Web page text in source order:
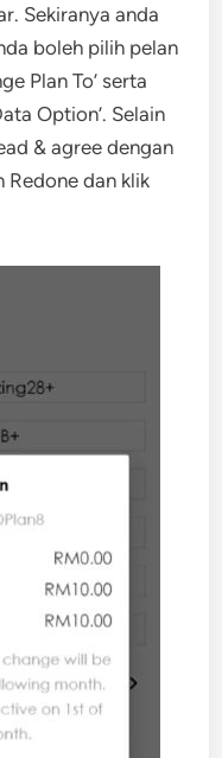
Sekiranya anda
boleh pilih pelan
Plan To’ serta
Option’. Selain
& agree dengan
Redone dan klik